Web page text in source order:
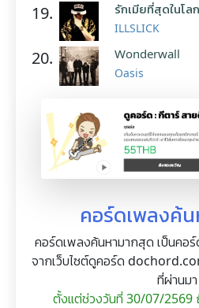
19. รักเมียที่สุดในโลก
ILLSLICK
20. Wonderwall
Oasis
คอร์ดเพลงค้
คอร์ดเพลงค้นหามากสุด เป็นคอ
จากเว็บไซต์ดูคอร์ด
ที่ผ่านมา
ตั้งแต่ช่วงวันที่ 30/07/2569